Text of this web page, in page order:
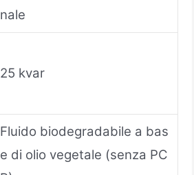
nale
25 kvar
Fluido biodegradabile a bas
e di olio vegetale (senza PC